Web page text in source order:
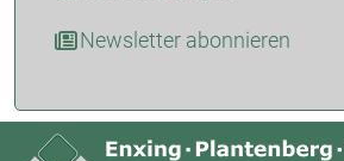
Newsletter abonnieren